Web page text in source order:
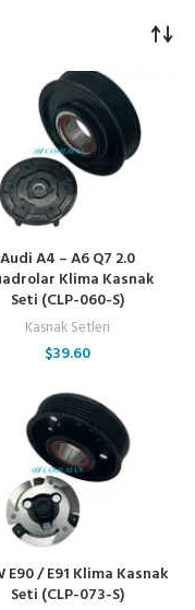
Audi A4 – A6 Q7 2.0
Klima Kasnak
Seti (CLP-060-S)
Kasnak Setleri
$39.60
E90 / E91 Klima Kasnak
Seti (CLP-073-S)